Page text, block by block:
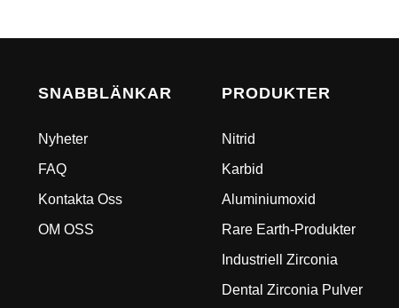
SNABBLÄNKAR
Nyheter
FAQ
Kontakta Oss
OM OSS
PRODUKTER
Nitrid
Karbid
Aluminiumoxid
Rare Earth-Produkter
Industriell Zirconia
Dental Zirconia Pulver